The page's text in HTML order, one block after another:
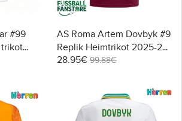
#99
trikot
AS Roma Artem Dovbyk #9
Replik Heimtrikot 2025-26
Kurzarm
28.95€ 99.88€